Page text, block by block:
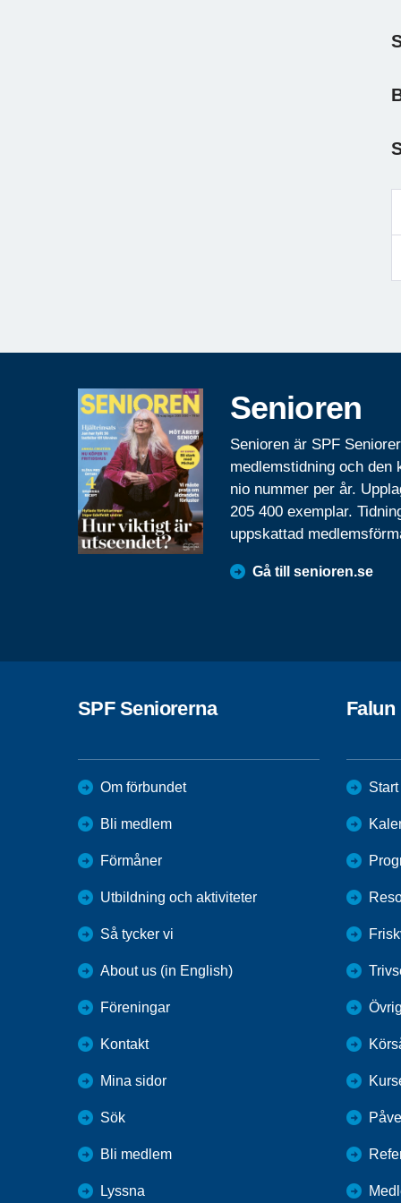
Senioren
Senioren är SPF
medlemstidning och den
nio nummer per år.
205 400 exemplar.
uppskattad
Gå till senioren.se
SPF Seniorerna
Om förbundet
Bli medlem
Förmåner
Utbildning och aktiviteter
Så tycker vi
About us (in English)
Föreningar
Kontakt
Mina sidor
Sök
Bli medlem
Lyssna
Falun
Start